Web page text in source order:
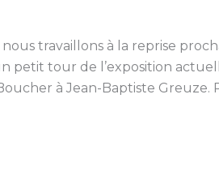
travaillons à la reprise
petit tour de l’exposition
à Jean-Baptiste Greuze.